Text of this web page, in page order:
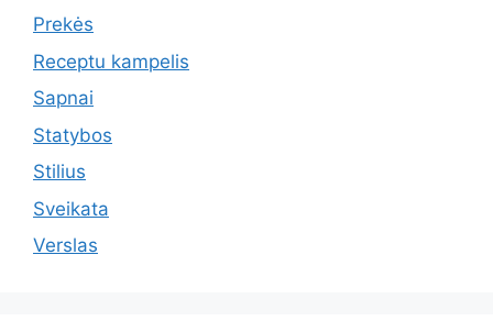
Prekės
Receptu kampelis
Sapnai
Statybos
Stilius
Sveikata
Verslas